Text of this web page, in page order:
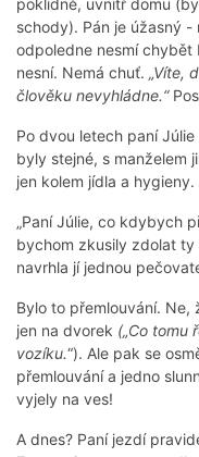
poklidně, uvnitř domu
schody). Pán je úžasný
odpoledne nesmí
nesní. Nemá chuť. „Víte,
člověku nevyhládne.“
Po dvou letech paní
byly stejné, s manželem
jen kolem jídla a hygieny.
„Paní Júlie, co kdybych
bychom zkusily zdolat ty
navrhla jí jednou
Bylo to přemlouvání. Ne,
jen na dvorek („Co tomu
vozíku.“). Ale pak se
přemlouvání a jedno
vyjely na ves!
A dnes? Paní jezdí